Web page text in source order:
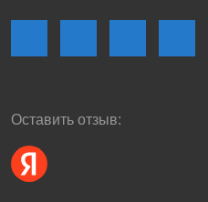
Оставить отзыв: